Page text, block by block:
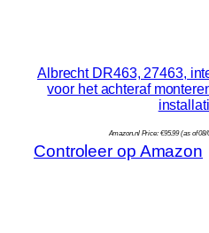
Albrecht DR463, 27463,
voor het achteraf
Amazon.nl Price: €95.99(as of 08/
Controleer op Amazon